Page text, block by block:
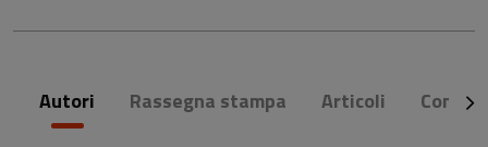
Autori Rassegna stampa Articoli